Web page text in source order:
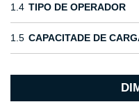
1.4 TIPO DE OPERADOR
1.5 CAPACITADE DE